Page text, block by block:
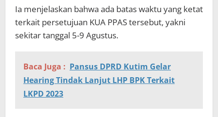
Ia menjelaskan bahwa ada batas waktu yang ketat
terkait persetujuan KUA PPAS tersebut, yakni
sekitar tanggal 5-9 Agustus.
Baca Juga : Pansus DPRD Kutim Gelar
Hearing Tindak Lanjut LHP BPK Terkait
LKPD 2023